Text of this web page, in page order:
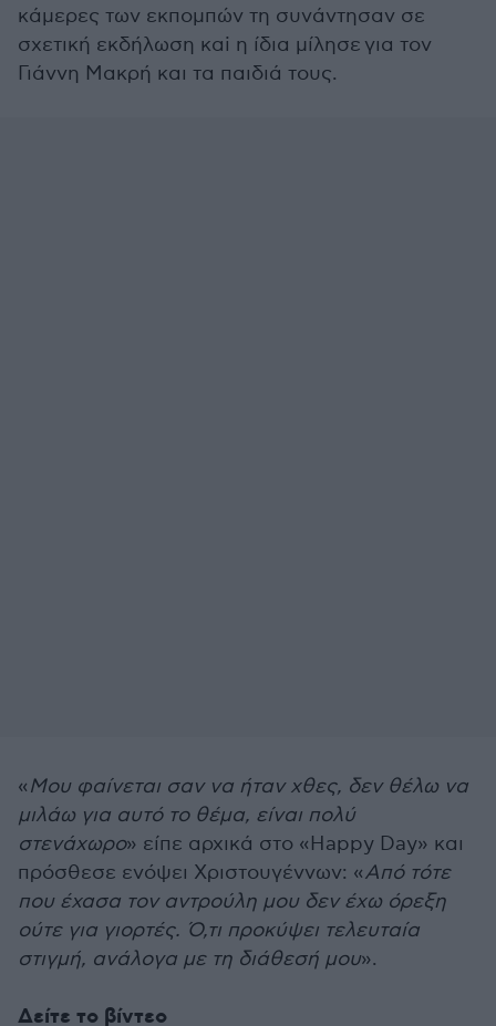
κάμερες των εκπομπών τη συνάντησαν σε
σχετική εκδήλωση καi η ίδια μίλησε για τον
Γιάννη Μακρή και τα παιδιά τους.
«Μου φαίνεται σαν να ήταν χθες, δεν θέλω να
μιλάω για αυτό το θέμα, είναι πολύ
στενάχωρο» είπε αρχικά στο «Happy Day» και
πρόσθεσε ενόψει Χριστουγέννων: «Από τότε
που έχασα τον αντρούλη μου δεν έχω όρεξη
ούτε για γιορτές. Ό,τι προκύψει τελευταία
στιγμή, ανάλογα με τη διάθεσή μου».
Δείτε το βίντεο